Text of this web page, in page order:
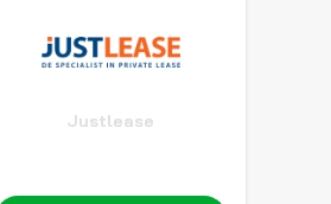
Justlease